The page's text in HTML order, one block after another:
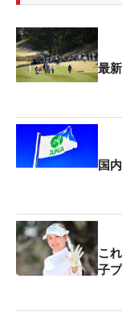
最
国
こ
子